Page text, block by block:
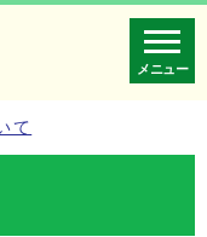
メニュー
て